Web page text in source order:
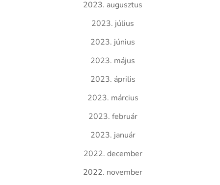
2023. augusztus
2023. július
2023. június
2023. május
2023. április
2023. március
2023. február
2023. január
2022. december
2022. november